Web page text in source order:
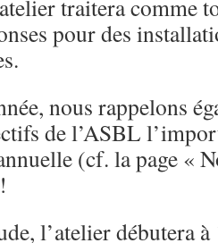
traitera comme
pour des
nous rappelons
de l’ASBL
(cf. la page «
l’atelier débutera